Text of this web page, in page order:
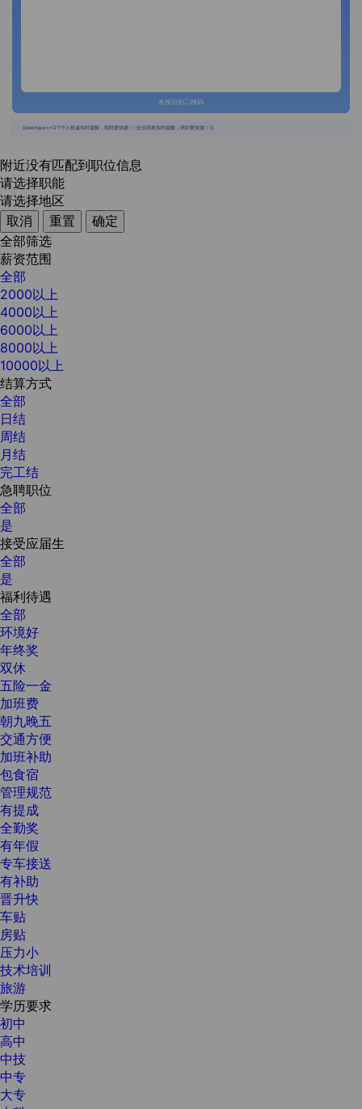
长按识别二维码
{{usertype=='2'?'个人投递实时提醒，招聘更快捷！':'企业回复实时提醒，求职更快捷！'}}
附近没有匹配到职位信息
请选择职能
请选择地区
取消
重置
确定
全部筛选
薪资范围
全部
2000以上
4000以上
6000以上
8000以上
10000以上
结算方式
全部
日结
周结
月结
完工结
急聘职位
全部
是
接受应届生
全部
是
福利待遇
全部
环境好
年终奖
双休
五险一金
加班费
朝九晚五
交通方便
加班补助
包食宿
管理规范
有提成
全勤奖
有年假
专车接送
有补助
晋升快
车贴
房贴
压力小
技术培训
旅游
学历要求
初中
高中
中技
中专
大专